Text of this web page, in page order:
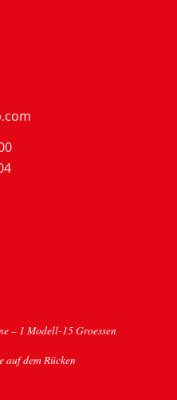
– 1 Modell-15 Groessen
dem Rücken